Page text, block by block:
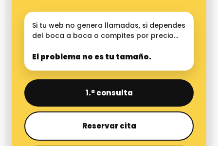
Si tu web no genera llamadas, si dependes
del boca a boca o compites por precio…
El problema no es tu tamaño.
1.ª consulta
Reservar cita